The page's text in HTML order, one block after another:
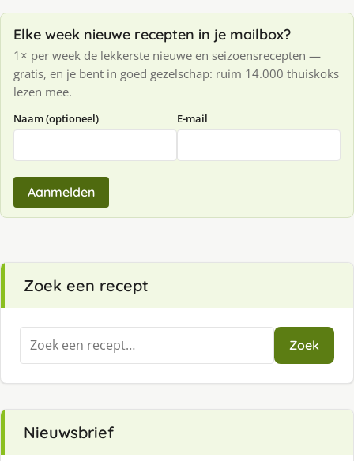
Elke week nieuwe recepten in je mailbox?
1× per week de lekkerste nieuwe en seizoensrecepten —
gratis, en je bent in goed gezelschap: ruim 14.000 thuiskoks
lezen mee.
Naam (optioneel) E-mail
Aanmelden
Zoek een recept
Zoeken
naar:
Zoek
Nieuwsbrief